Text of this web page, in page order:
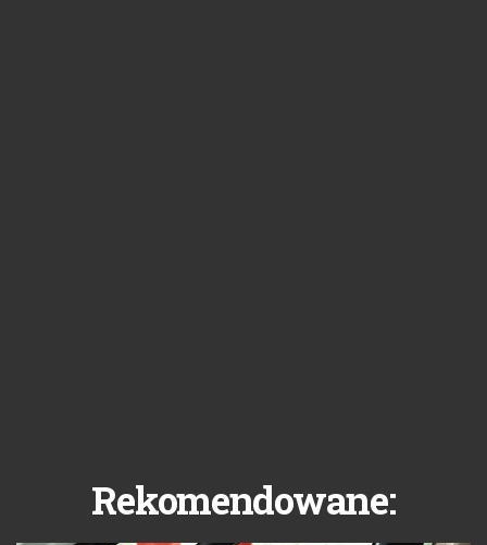
Rekomendowane: